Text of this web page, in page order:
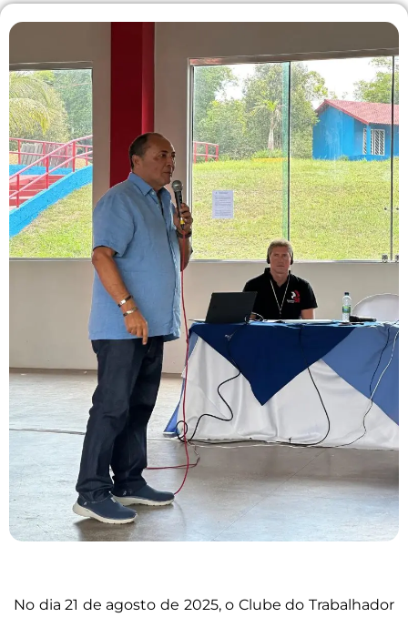
No dia 21 de agosto de 2025, o Clube do Trabalhador